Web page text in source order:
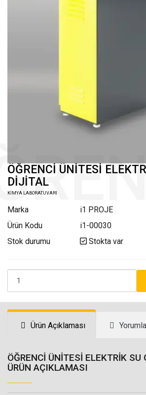
ÖĞRENCİ ÜNİTESİ
DİJİTAL
KİMYA LABORATUVARI
Marka
i1 PROJE
Ürün Kodu
i1-00030
Stok durumu
Stokta var
Ürün Açıklaması
ÖĞRENCİ ÜNİTESİ ELEKTRİK
ÜRÜN AÇIKLAMASI